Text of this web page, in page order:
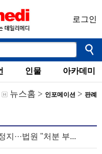
로그인
인물 아카데미
뉴스홈 > 인포메이션 > 판례
···법원 "처분 부...